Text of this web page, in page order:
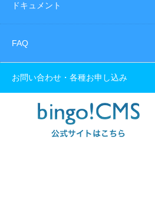
ドキュメント
FAQ
お問い合わせ・各種お申し込み